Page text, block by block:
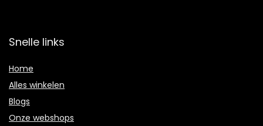
Snelle links
Home
Alles winkelen
Blogs
Onze webshops